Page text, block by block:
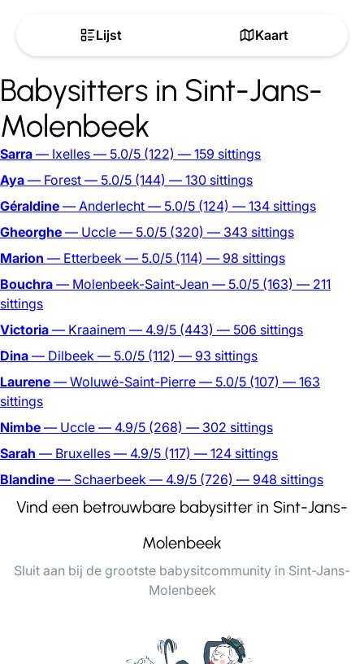
Lijst Kaart
Babysitters in Sint-Jans-
Molenbeek
Sarra — Ixelles — 5.0/5 (122) — 159 sittings
Aya — Forest — 5.0/5 (144) — 130 sittings
Géraldine — Anderlecht — 5.0/5 (124) — 134 sittings
Gheorghe — Uccle — 5.0/5 (320) — 343 sittings
Marion — Etterbeek — 5.0/5 (114) — 98 sittings
Bouchra — Molenbeek-Saint-Jean — 5.0/5 (163) — 211
sittings
Victoria — Kraainem — 4.9/5 (443) — 506 sittings
Dina — Dilbeek — 5.0/5 (112) — 93 sittings
Laurene — Woluwé-Saint-Pierre — 5.0/5 (107) — 163
sittings
Nimbe — Uccle — 4.9/5 (268) — 302 sittings
Sarah — Bruxelles — 4.9/5 (117) — 124 sittings
Blandine — Schaerbeek — 4.9/5 (726) — 948 sittings
Vind een betrouwbare babysitter in Sint-Jans-
Molenbeek
Sluit aan bij de grootste babysitcommunity in Sint-Jans-
Molenbeek